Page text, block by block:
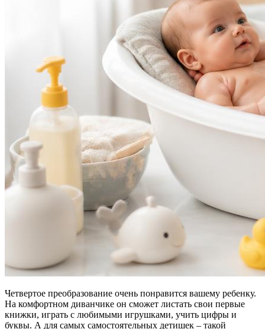
Четвертое преобразование очень понравится вашему ребенку.
На комфортном диванчике он сможет листать свои первые
книжки, играть с любимыми игрушками, учить цифры и
буквы. А для самых самостоятельных детишек – такой